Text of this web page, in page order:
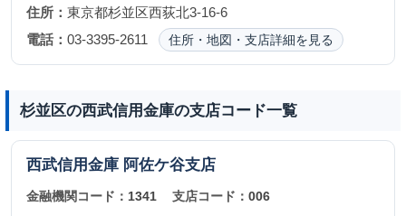
住所： 東京都杉並区西荻北3-16-6
電話： 03-3395-2611 住所・地図・支店詳細を見る
杉並区の西武信用金庫の支店コード一覧
西武信用金庫 阿佐ケ谷支店
金融機関コード： 1341 支店コード：006